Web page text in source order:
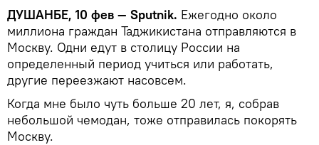
ДУШАНБЕ, 10 фев — Sputnik. Ежегодно около
миллиона граждан Таджикистана отправляются в
Москву. Одни едут в столицу России на
определенный период учиться или работать,
другие переезжают насовсем.
Когда мне было чуть больше 20 лет, я, собрав
небольшой чемодан, тоже отправилась покорять
Москву.